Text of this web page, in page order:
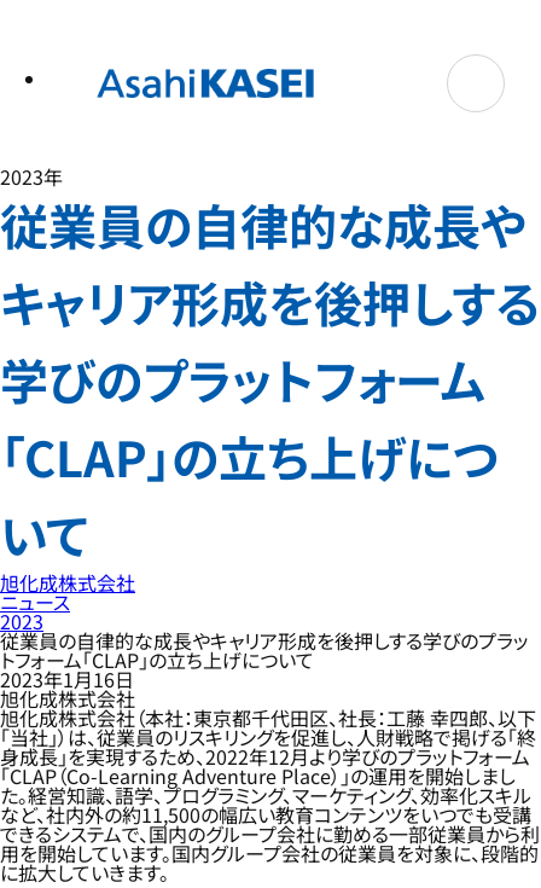
2023年
従業員の自律的な成長や
キャリア形成を後押しする
学びのプラットフォーム
「CLAP」の立ち上げにつ
いて
旭化成株式会社
ニュース
2023
従業員の自律的な成長やキャリア形成を後押しする学びのプラッ
トフォーム「CLAP」の立ち上げについて
2023年1月16日
旭化成株式会社
旭化成株式会社（本社：東京都千代田区、社長：工藤 幸四郎、以下
「当社」）は、従業員のリスキリングを促進し、人財戦略で掲げる「終
身成長」を実現するため、2022年12月より学びのプラットフォーム
「CLAP（Co-Learning Adventure Place）」の運用を開始しまし
た。経営知識、語学、プログラミング、マーケティング、効率化スキル
など、社内外の約11,500の幅広い教育コンテンツをいつでも受講
できるシステムで、国内のグループ会社に勤める一部従業員から利
用を開始しています。国内グループ会社の従業員を対象に、段階的
に拡大していきます。